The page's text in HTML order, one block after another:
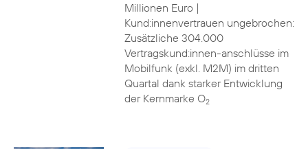
Millionen Euro |
Kund:innenvertrauen ungebrochen:
Zusätzliche 304.000
Vertragskund:innen-anschlüsse im
Mobilfunk (exkl. M2M) im dritten
Quartal dank starker Entwicklung
der Kernmarke O2